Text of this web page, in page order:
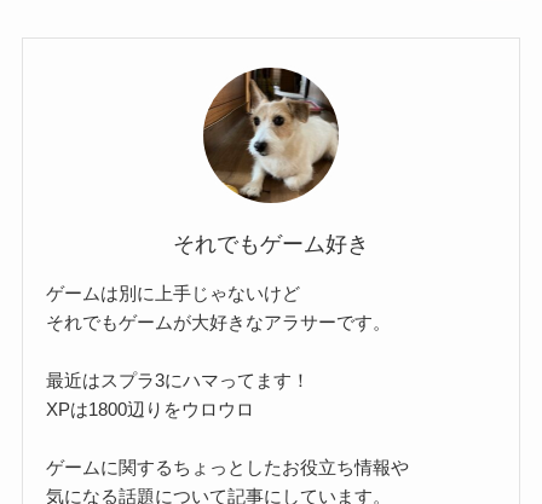
それでもゲーム好き
ゲームは別に上手じゃないけど
それでもゲームが大好きなアラサーです。
最近はスプラ3にハマってます！
XPは1800辺りをウロウロ
ゲームに関するちょっとしたお役立ち情報や
気になる話題について記事にしています。